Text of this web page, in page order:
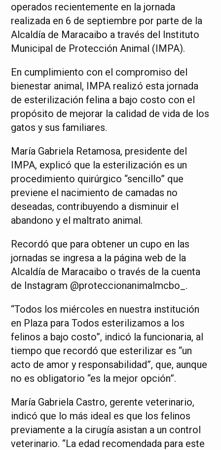
operados recientemente en la jornada
realizada en 6 de septiembre por parte de la
Alcaldía de Maracaibo a través del Instituto
Municipal de Protección Animal (IMPA).
En cumplimiento con el compromiso del
bienestar animal, IMPA realizó esta jornada
de esterilización felina a bajo costo con el
propósito de mejorar la calidad de vida de los
gatos y sus familiares.
María Gabriela Retamosa, presidente del
IMPA, explicó que la esterilización es un
procedimiento quirúrgico “sencillo” que
previene el nacimiento de camadas no
deseadas, contribuyendo a disminuir el
abandono y el maltrato animal.
Recordó que para obtener un cupo en las
jornadas se ingresa a la página web de la
Alcaldía de Maracaibo o través de la cuenta
de Instagram @proteccionanimalmcbo_.
“Todos los miércoles en nuestra institución
en Plaza para Todos esterilizamos a los
felinos a bajo costo”, indicó la funcionaria, al
tiempo que recordó que esterilizar es “un
acto de amor y responsabilidad”, que, aunque
no es obligatorio “es la mejor opción”.
María Gabriela Castro, gerente veterinario,
indicó que lo más ideal es que los felinos
previamente a la cirugía asistan a un control
veterinario. “La edad recomendada para este